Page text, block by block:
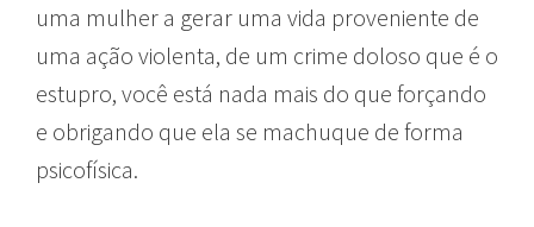
uma mulher a gerar uma vida proveniente de
uma ação violenta, de um crime doloso que é o
estupro, você está nada mais do que forçando
e obrigando que ela se machuque de forma
psicofísica.